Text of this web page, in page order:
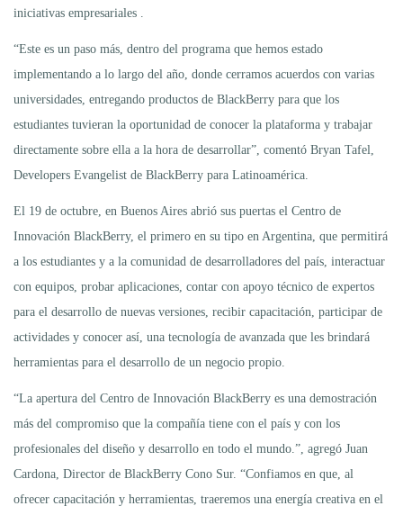
iniciativas empresariales .
“Este es un paso más, dentro del programa que hemos estado
implementando a lo largo del año, donde cerramos acuerdos con varias
universidades, entregando productos de BlackBerry para que los
estudiantes tuvieran la oportunidad de conocer la plataforma y trabajar
directamente sobre ella a la hora de desarrollar”, comentó Bryan Tafel,
Developers Evangelist de BlackBerry para Latinoamérica.
El 19 de octubre, en Buenos Aires abrió sus puertas el Centro de
Innovación BlackBerry, el primero en su tipo en Argentina, que permitirá
a los estudiantes y a la comunidad de desarrolladores del país, interactuar
con equipos, probar aplicaciones, contar con apoyo técnico de expertos
para el desarrollo de nuevas versiones, recibir capacitación, participar de
actividades y conocer así, una tecnología de avanzada que les brindará
herramientas para el desarrollo de un negocio propio.
“La apertura del Centro de Innovación BlackBerry es una demostración
más del compromiso que la compañía tiene con el país y con los
profesionales del diseño y desarrollo en todo el mundo.”, agregó Juan
Cardona, Director de BlackBerry Cono Sur. “Confiamos en que, al
ofrecer capacitación y herramientas, traeremos una energía creativa en el